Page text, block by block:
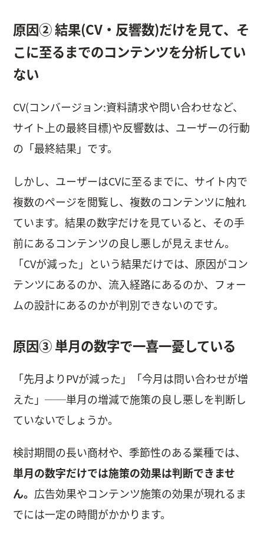
原因② 結果(CV・反響数)だけを見て、そ
こに至るまでのコンテンツを分析してい
ない
CV(コンバージョン:資料請求や問い合わせなど、
サイト上の最終目標)や反響数は、ユーザーの行動
の「最終結果」です。
しかし、ユーザーはCVに至るまでに、サイト内で
複数のページを閲覧し、複数のコンテンツに触れ
ています。結果の数字だけを見ていると、その手
前にあるコンテンツの良し悪しが見えません。
「CVが減った」という結果だけでは、原因がコン
テンツにあるのか、流入経路にあるのか、フォー
ムの設計にあるのかが判別できないのです。
原因③ 単月の数字で一喜一憂している
「先月よりPVが減った」「今月は問い合わせが増
えた」──単月の増減で施策の良し悪しを判断し
ていないでしょうか。
検討期間の長い商材や、季節性のある業種では、
単月の数字だけでは施策の効果は判断できませ
ん。 広告効果やコンテンツ施策の効果が現れるま
でには一定の時間がかかります。